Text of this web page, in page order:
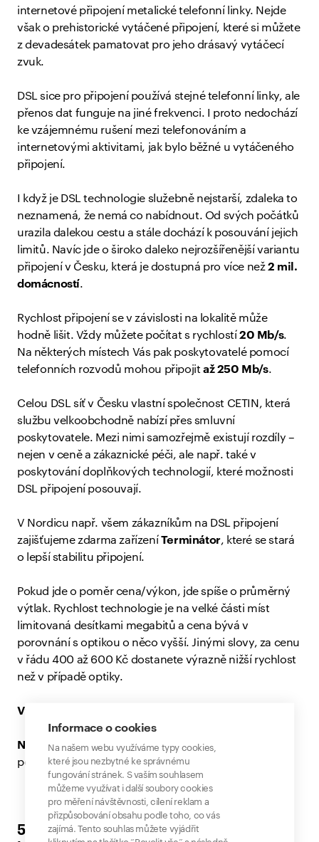
internetové připojení metalické telefonní linky. Nejde
však o prehistorické vytáčené připojení, které si můžete
z devadesátek pamatovat pro jeho drásavý vytáčecí
zvuk.
DSL sice pro připojení používá stejné telefonní linky, ale
přenos dat funguje na jiné frekvenci. I proto nedochází
ke vzájemnému rušení mezi telefonováním a
internetovými aktivitami, jak bylo běžné u vytáčeného
připojení.
I když je DSL technologie služebně nejstarší, zdaleka to
neznamená, že nemá co nabídnout. Od svých počátků
urazila dalekou cestu a stále dochází k posouvání jejich
limitů. Navíc jde o široko daleko nejrozšířenější variantu
připojení v Česku, která je dostupná pro více než2 mil.
domácností.
Rychlost připojení se v závislosti na lokalitě může
hodně lišit. Vždy můžete počítat s rychlostí20 Mb/s.
Na některých místech Vás pak poskytovatelé pomocí
telefonních rozvodů mohou připojitaž 250 Mb/s.
Celou DSL síť v Česku vlastní společnost CETIN, která
službu velkoobchodně nabízí přes smluvní
poskytovatele. Mezi nimi samozřejmě existují rozdíly –
nejen v ceně a zákaznické péči, ale např. také v
poskytování doplňkových technologií, které možnosti
DSL připojení posouvají.
V Nordicu např. všem zákazníkům na DSL připojení
zajišťujeme zdarma zařízení Terminátor, které se stará
o lepší stabilitu připojení.
Pokud jde o poměr cena/výkon, jde spíše o průměrný
výtlak. Rychlost technologie je na velké části míst
limitovaná desítkami megabitů a cena bývá v
porovnání s optikou o něco vyšší. Jinými slovy, za cenu
v řádu 400 až 600 Kč dostanete výrazně nižší rychlost
než v případě optiky.
Výhody:
Nevýhody:rychlost tarifů v závislosti na lokalitě, nižší
poměr cena/výkon
5G internet na doma - rychle rostoucí
Informace o cookies
Na našem webu využíváme typy cookies,
které jsou nezbytné ke správnému
fungování stránek. S vaším souhlasem
můžeme využívat i další soubory cookies
pro měření návštěvnosti, cílení reklam a
přizpůsobování obsahu podle toho, co vás
zajímá. Tento souhlas můžete vyjádřit